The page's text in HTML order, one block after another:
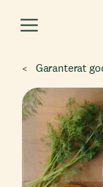
Garanterat